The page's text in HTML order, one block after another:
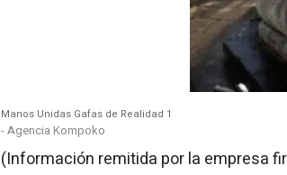
Manos Unidas Gafas de Realidad 1
- Agencia Kompoko
(Información remitida por la empresa